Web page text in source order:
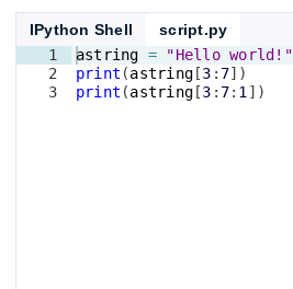
IPython Shell
script.py
1
2
3
astring =
"Hello world!"
print (astring [3 : 7])
print (astring [3 : 7: 1 ])